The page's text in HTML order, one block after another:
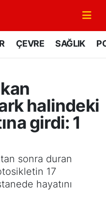
ÇEVRE SAĞLIK
halindeki
girdi: 1
sonra duran
17
hayatını
Haritası
ve Fikstür